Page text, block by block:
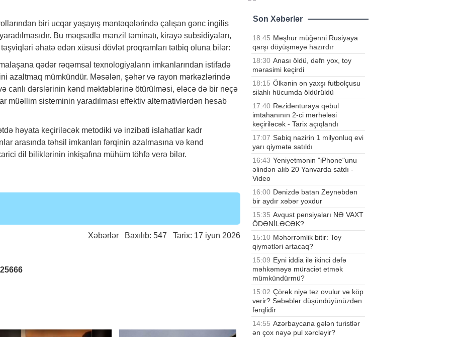
biri ucqar yaşayış məntəqələrində çalışan gənc ingilis
Bu məqsədlə mənzil təminatı, kirayə subsidiyaları,
əhatə edən xüsusi dövlət proqramları tətbiq oluna bilər:
qədər rəqəmsal texnologiyaların imkanlarından istifadə
azaltmaq mümkündür. Məsələn, şəhər və rayon mərkəzlərində
canlı dərslərinin kənd məktəblərinə ötürülməsi, eləcə də bir neçə
müəllim sisteminin yaradılması effektiv alternativlərdən hesab
həyata keçiriləcək metodiki və inzibati islahatlar kadr
arasında təhsil imkanları fərqinin azalmasına və kənd
dil biliklərinin inkişafına mühüm töhfə verə bilər.
Xəbərlər Baxılıb: 547 Tarix: 17 iyun 2026
Son Xəbərlər
18:45 Məşhur müğənni Rusiyaya
qarşı döyüşməyə hazırdır
18:30 Anası öldü, dəfn yox, toy
mərasimi keçirdi
18:15 Ölkənin ən yaxşı futbolçusu
silahlı hücumda öldürüldü
17:40 Rezidenturaya qəbul
imtahanının 2-ci mərhələsi
keçiriləcək - Tarix açıqlandı
17:07 Sabiq nazirin 1 milyonluq evi
yarı qiymətə satıldı
16:43 Yeniyetmənin "iPhone"unu
əlindən alıb 20 Yanvarda satdı -
Video
16:00 Dənizdə batan Zeynəbdən
bir aydır xəbər yoxdur
15:35 Avqust pensiyaları NƏ VAXT
ÖDƏNİLƏCƏK?
15:10 Məhərrəmlik bitir: Toy
qiymətləri artacaq?
15:09 Eyni iddia ilə ikinci dəfə
məhkəməyə müraciət etmək
mümkündürmü?
15:02 Çörək niyə tez ovulur və köp
verir? Səbəblər düşündüyünüzdən
fərqlidir
14:55 Azərbaycana gələn turistlər
ən çox nəyə pul xərcləyir?